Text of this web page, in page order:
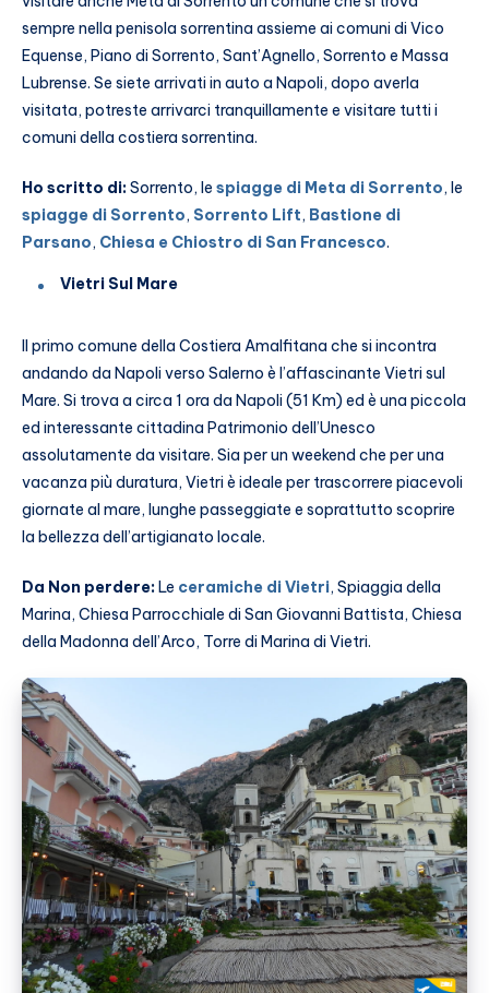
sempre nella penisola sorrentina assieme ai comuni di Vico
Equense, Piano di Sorrento, Sant’Agnello, Sorrento e Massa
Lubrense. Se siete arrivati in auto a Napoli, dopo averla
visitata, potreste arrivarci tranquillamente e visitare tutti i
comuni della costiera sorrentina.
Ho scritto di:Sorrento, le spiagge di Meta di Sorrento, le
spiagge di Sorrento, Sorrento Lift, Bastione di
Parsano, Chiesa e Chiostro di San Francesco.
Vietri Sul Mare
Il primo comune della Costiera Amalfitana che si incontra
andando da Napoli verso Salerno è l’affascinante Vietri sul
Mare. Si trova a circa 1 ora da Napoli (51 Km) ed è una piccola
ed interessante cittadina Patrimonio dell’Unesco
assolutamente da visitare. Sia per un weekend che per una
vacanza più duratura, Vietri è ideale per trascorrere piacevoli
giornate al mare, lunghe passeggiate e soprattutto scoprire
la bellezza dell’artigianato locale.
Da Non perdere:Le ceramiche di Vietri, Spiaggia della
Marina, Chiesa Parrocchiale di San Giovanni Battista, Chiesa
della Madonna dell’Arco, Torre di Marina di Vietri.